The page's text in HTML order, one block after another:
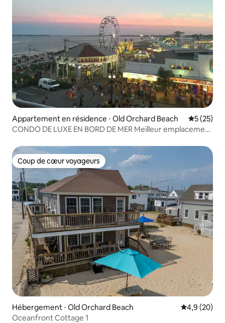
Appartement en résidence ⋅ Old Orchard Beach
5 (25)
CONDO DE LUXE EN BORD DE MER Meilleur emplacement
Coup de cœur voyageurs
Coup de cœur voyageurs
Hébergement ⋅ Old Orchard Beach Évaluation
4,9 (20)
Oceanfront Cottage 1